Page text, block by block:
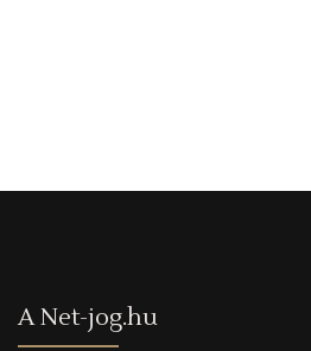
A Net-jog.hu